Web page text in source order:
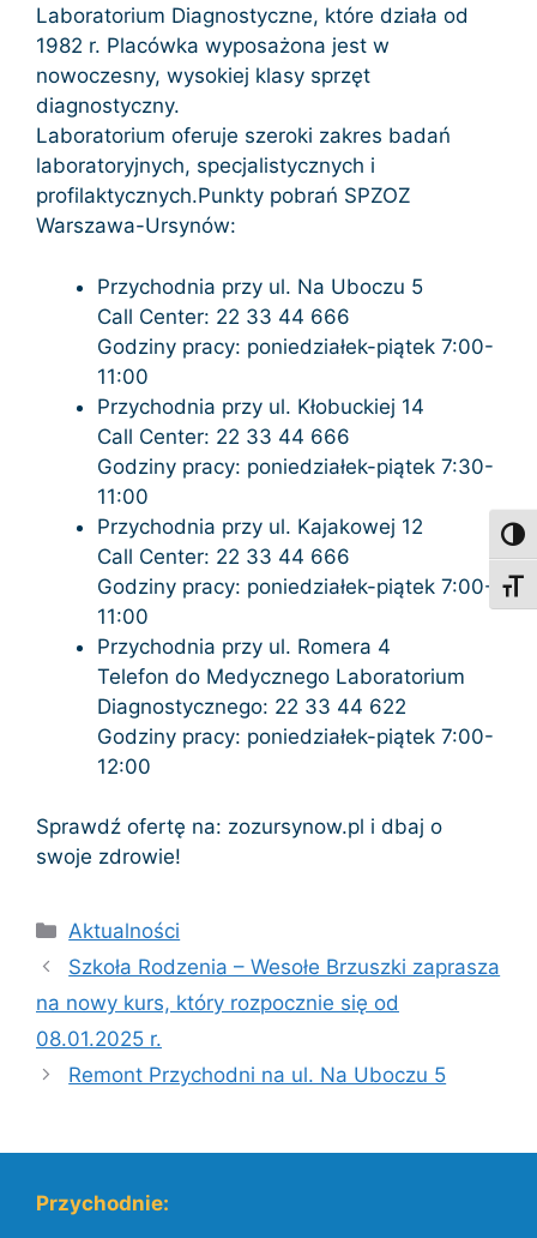
Laboratorium Diagnostyczne, które działa od
1982 r. Placówka wyposażona jest w
nowoczesny, wysokiej klasy sprzęt
diagnostyczny.
Laboratorium oferuje szeroki zakres badań
laboratoryjnych, specjalistycznych i
profilaktycznych.Punkty pobrań SPZOZ
Warszawa-Ursynów:
Przychodnia przy ul. Na Uboczu 5
Call Center: 22 33 44 666
Godziny pracy: poniedziałek-piątek 7:00-
11:00
Przychodnia przy ul. Kłobuckiej 14
Call Center: 22 33 44 666
Godziny pracy: poniedziałek-piątek 7:30-
11:00
Przychodnia przy ul. Kajakowej 12
Call Center: 22 33 44 666
Godziny pracy: poniedziałek-piątek 7:00-
11:00
Przychodnia przy ul. Romera 4
Telefon do Medycznego Laboratorium
Diagnostycznego: 22 33 44 622
Godziny pracy: poniedziałek-piątek 7:00-
12:00
Sprawdź ofertę na: zozursynow.pl i dbaj o
swoje zdrowie!
Kategorie
Aktualności
Szkoła Rodzenia – Wesołe Brzuszki zaprasza
na nowy kurs, który rozpocznie się od
08.01.2025 r.
Remont Przychodni na ul. Na Uboczu 5
Przychodnie: